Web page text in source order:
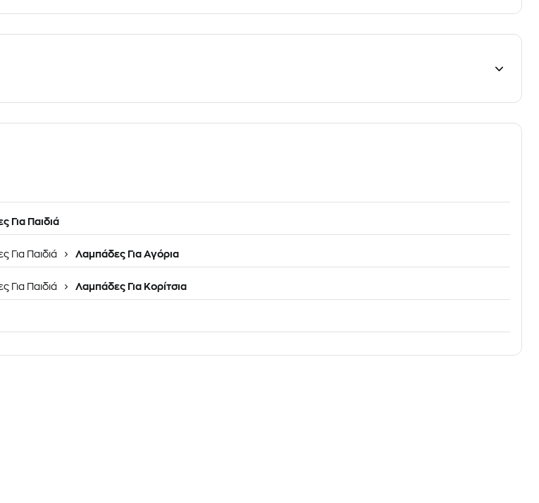
Για Παιδιά
Για Παιδιά Λαμπάδες Για Αγόρια
Για Παιδιά Λαμπάδες Για Κορίτσια